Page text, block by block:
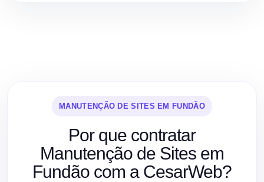
MANUTENÇÃO DE SITES EM FUNDÃO
Por que contratar
Manutenção de Sites em
Fundão com a CesarWeb?